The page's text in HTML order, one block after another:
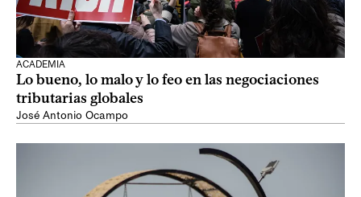
ACADEMIA
Lo bueno, lo malo y lo feo en las negociaciones
tributarias globales
José Antonio Ocampo